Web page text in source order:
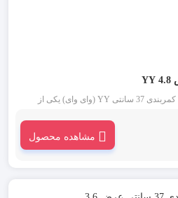
لیست قیمت بست کمربندی : بست کمربندی 37 سانتی YY (وای وای) یکی از
یا بی رنگ و بست کمربندی مشکی موجود
مشاهده محصول